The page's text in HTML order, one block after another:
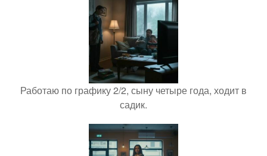
Работаю по графику 2/2, сыну четыре года, ходит в
садик.